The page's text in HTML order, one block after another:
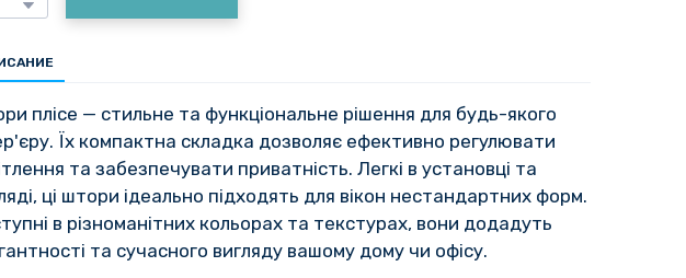
плісе — стильне та функціональне рішення для будь-якого
Їх компактна складка дозволяє ефективно регулювати
та забезпечувати приватність. Легкі в установці та
ці штори ідеально підходять для вікон нестандартних форм.
в різноманітних кольорах та текстурах, вони додадуть
та сучасного вигляду вашому дому чи офісу.